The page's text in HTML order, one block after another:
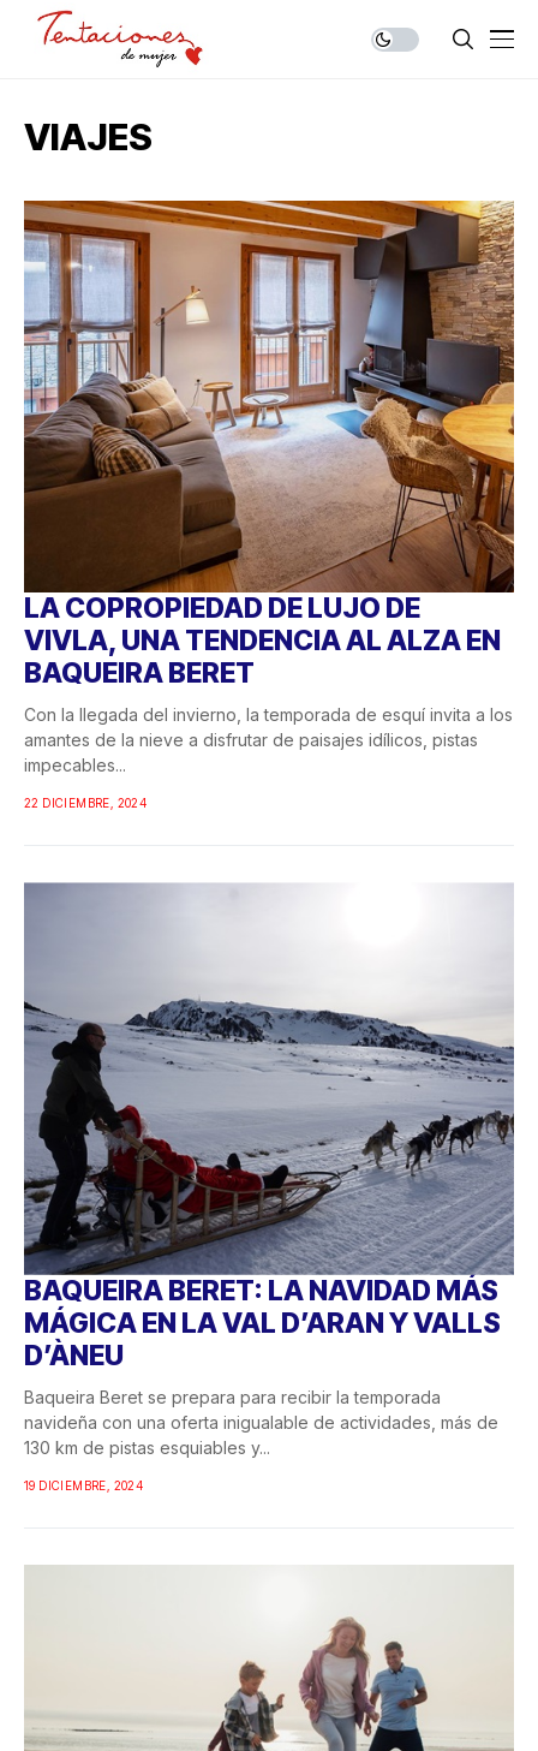
VIAJES
LA COPROPIEDAD DE LUJO DE
VIVLA, UNA TENDENCIA AL ALZA EN
BAQUEIRA BERET
Con la llegada del invierno, la temporada de esquí invita a los
amantes de la nieve a disfrutar de paisajes idílicos, pistas
impecables...
22 DICIEMBRE, 2024
BAQUEIRA BERET: LA NAVIDAD MÁS
MÁGICA EN LA VAL D’ARAN Y VALLS
D’ÀNEU
Baqueira Beret se prepara para recibir la temporada
navideña con una oferta inigualable de actividades, más de
130 km de pistas esquiables y...
19 DICIEMBRE, 2024